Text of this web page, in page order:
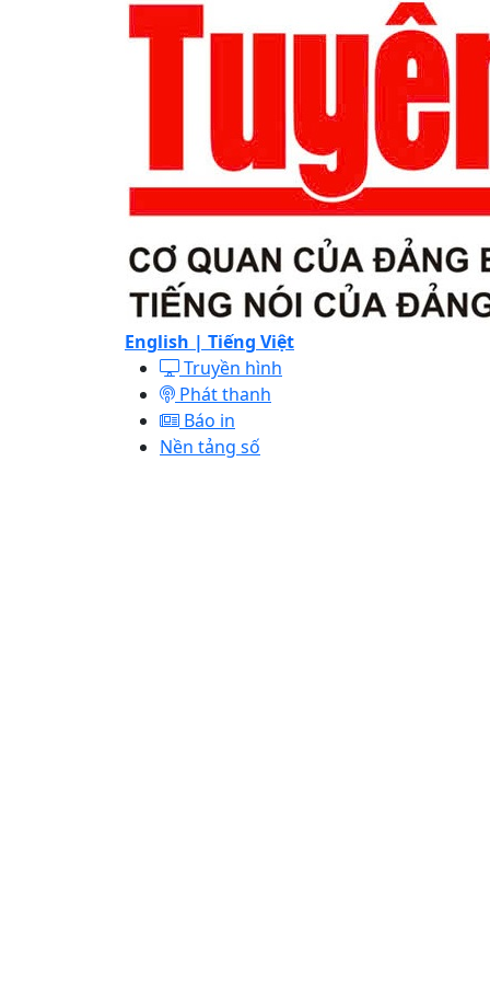
English | Tiếng Việt
Truyền hình
Phát thanh
Báo in
Nền tảng số